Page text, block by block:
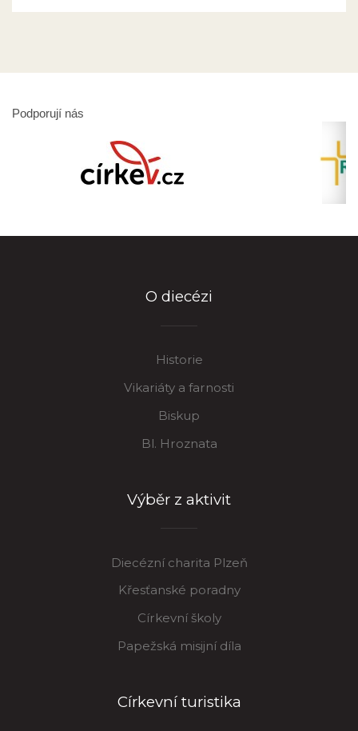
Podporují nás
O diecézi
Historie
Vikariáty a farnosti
Biskup
Bl. Hroznata
Výběr z aktivit
Diecézní charita Plzeň
Křesťanské poradny
Církevní školy
Papežská misijní díla
Církevní turistika